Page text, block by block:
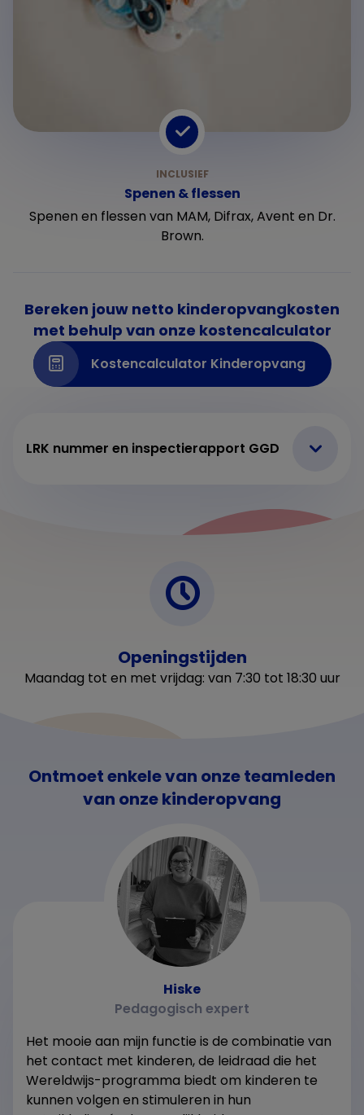
Spenen & flessen
Spenen en flessen van MAM, Difrax, Avent en Dr.
Brown.
Bereken jouw netto kinderopvangkosten
met behulp van onze kostencalculator
Kostencalculator Kinderopvang
LRK nummer en inspectierapport GGD
Openingstijden
Maandag tot en met vrijdag: van 7:30 tot 18:30 uur
Ontmoet enkele van onze teamleden
van onze kinderopvang
Hiske
Pedagogisch expert
Het mooie aan mijn functie is de combinatie van
het contact met kinderen, de leidraad die het
Wereldwijs-programma biedt om kinderen te
kunnen volgen en stimuleren in hun